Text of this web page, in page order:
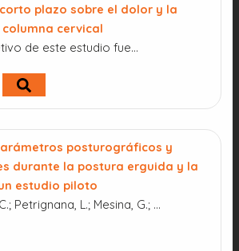
plazo sobre el dolor y la
cervical
de este estudio fue…
posturográficos y
durante la postura erguida y la
estudio piloto
Petrignana, L.; Mesina, G.; …